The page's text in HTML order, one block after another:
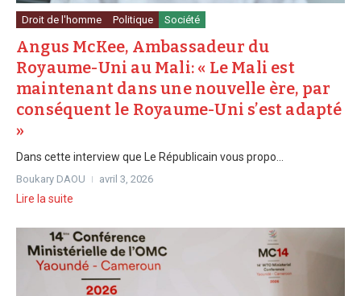
Droit de l'homme Politique Société
Angus McKee, Ambassadeur du
Royaume-Uni au Mali: « Le Mali est
maintenant dans une nouvelle ère, par
conséquent le Royaume-Uni s’est adapté
»
Dans cette interview que Le Républicain vous propo...
Boukary DAOU avril 3, 2026
Lire la suite